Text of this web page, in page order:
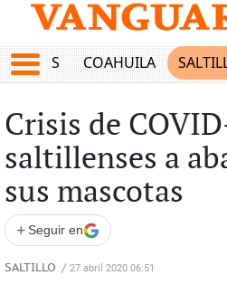
JUEGOS COAHUILA
Crisis de
saltillenses a
sus mascotas
+ Seguir en
SALTILLO / 27 abril 2020 06:51